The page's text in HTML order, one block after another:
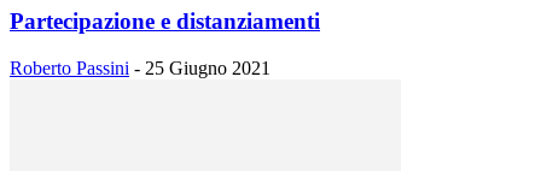
Partecipazione e distanziamenti
Roberto Passini - 25 Giugno 2021